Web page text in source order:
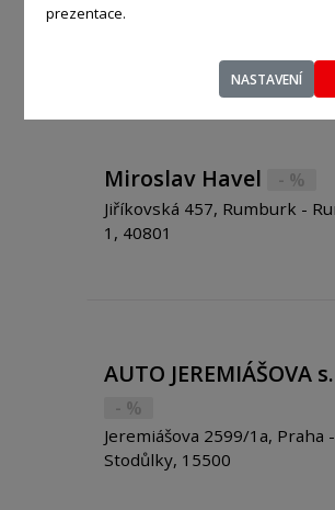
prezentace.
NASTAVENÍ
Prostřední 2792/1, České
Miroslav Havel - %
Jiříkovská 457, Rumburk -
1, 40801
AUTO JEREMIÁŠOVA
- %
Jeremiášova 2599/1a, Praha -
Stodůlky, 15500